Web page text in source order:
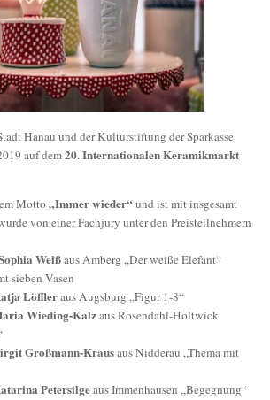
Hanau und der Kulturstiftung der Sparkasse
auf dem20. Internationalen Keramikmarkt
Motto „Immer wieder“und ist mit insgesamt
von einer Fachjury unter den Preisteilnehmern
Weißaus Amberg „Der weiße Elefant“
sieben Vasen
Löffleraus Augsburg „Figur 1-8“
Wieding-Kalzaus Rosendahl-Holtwick
Großmann-Krausaus Nidderau „Thema mit
Petersilgeaus Immenhausen „Begegnung“